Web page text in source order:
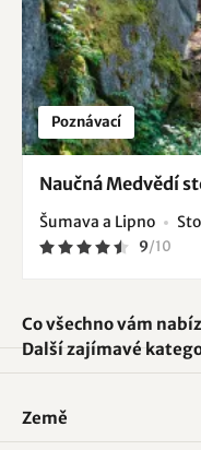
Poznávací
Naučná Medvědí
Šumava a Lipno
9/10
Co všechno vám
Další zajímavé
Země